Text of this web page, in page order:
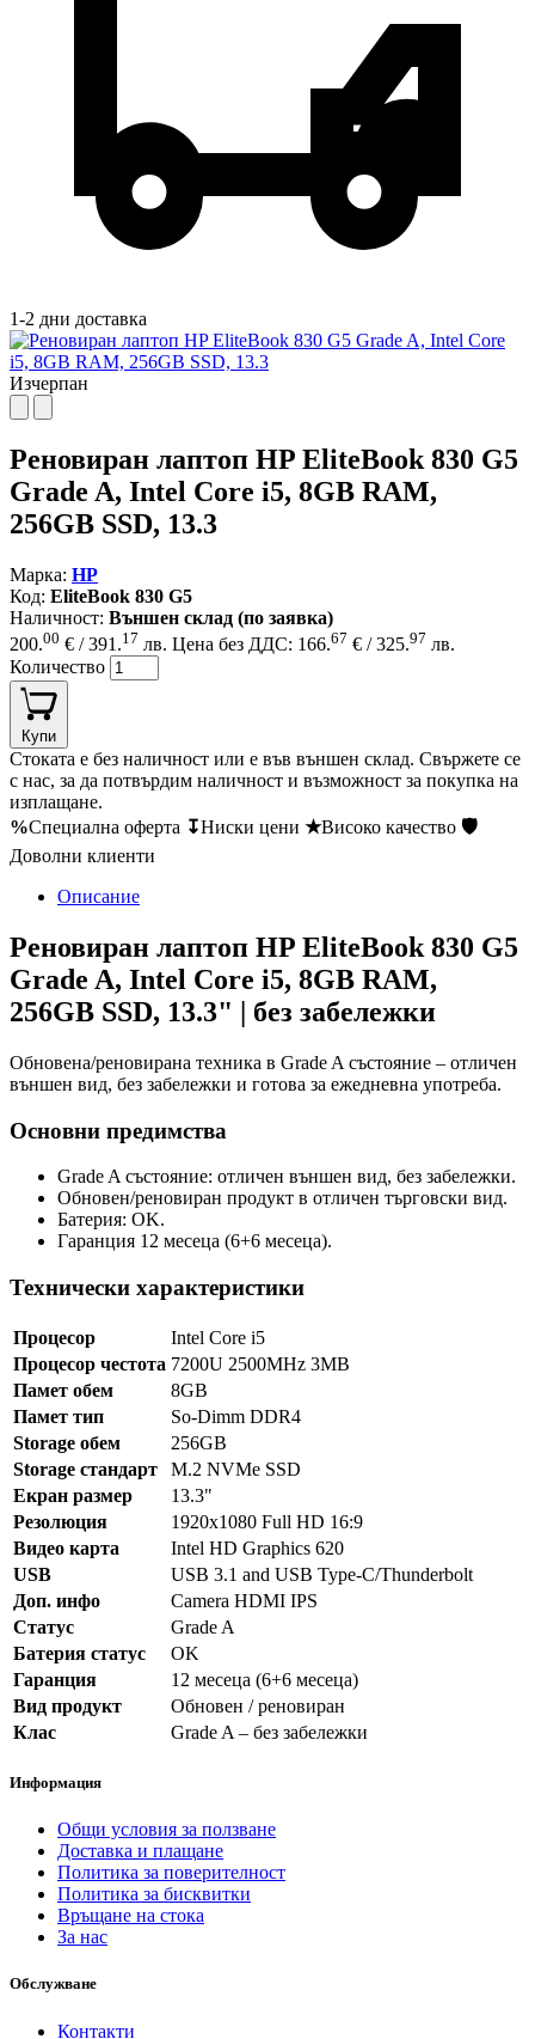
1-2 дни доставка
Изчерпан
Реновиран лаптоп HP EliteBook 830 G5
Grade A, Intel Core i5, 8GB RAM,
256GB SSD, 13.3
Марка: HP
Код: EliteBook 830 G5
Наличност: Външен склад (по заявка)
200.00 € / 391.17 лв. Цена без ДДС: 166.67 € / 325.97 лв.
Количество
Купи
Стоката е без наличност или е във външен склад. Свържете се
с нас, за да потвърдим наличност и възможност за покупка на
изплащане.
%Специална оферта ↧Ниски цени ★Високо качество 🛡
Доволни клиенти
Описание
Реновиран лаптоп HP EliteBook 830 G5
Grade A, Intel Core i5, 8GB RAM,
256GB SSD, 13.3" | без забележки
Обновена/реновирана техника в Grade A състояние – отличен
външен вид, без забележки и готова за ежедневна употреба.
Основни предимства
Grade A състояние: отличен външен вид, без забележки.
Обновен/реновиран продукт в отличен търговски вид.
Батерия: OK.
Гаранция 12 месеца (6+6 месеца).
Технически характеристики
Процесор
Intel Core i5
Процесор честота 7200U 2500MHz 3MB
Памет обем
8GB
Памет тип
So-Dimm DDR4
Storage обем
256GB
Storage стандарт
M.2 NVMe SSD
Екран размер
13.3"
Резолюция
1920x1080 Full HD 16:9
Видео карта
Intel HD Graphics 620
USB
USB 3.1 and USB Type-C/Thunderbolt
Доп. инфо
Camera HDMI IPS
Статус
Grade A
Батерия статус
OK
Гаранция
12 месеца (6+6 месеца)
Вид продукт
Обновен / реновиран
Клас
Grade A – без забележки
Информация
Общи условия за ползване
Доставка и плащане
Политика за поверителност
Политика за бисквитки
Връщане на стока
За нас
Обслужване
Контакти